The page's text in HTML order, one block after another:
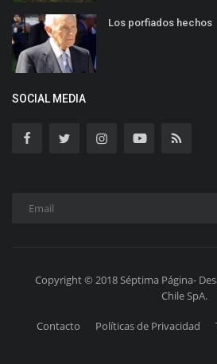
Los porfiados hechos
SOCIAL MEDIA
Copyright © 2018 Séptima Página-
Chile SpA.
Contacto Políticas de Privacidad